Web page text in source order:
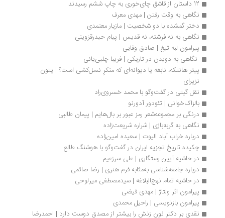
نگاهی به وقت رفتن | مهدی معرف
دختر گمشده با دو شخصیت | مازیار معتمدی
نگاهی به نه فرشته، نه قدیس | پیام حیدرقزوینی
پیرامون لبه تیغ | صادق وفایی
نگاهی به دویدن در تاریکی | فریبا چلبی‌یانی
پیتر هانتکه، نابغه یا دیوانه‌ای که منکرِ نسل‌کشی است؟ | یتون
نقل گیتی در گفت‌وگو با محمد خسروی‌راد
بالزاک‌خوانی | تئودور آدورنو
درنگی بر مجموعه‌شعر رمز عبور بر بال‌هایم | پیمان طالبی
نگاهی به گربه‌بازی | شراره شریعت‌زاده
درباره خراب آباد الیوت | سعیده امین‌زاده
چکیده تاریخ تجزیه ایران در گفت‌وگو با هوشنگ طالع
در حاشیه آیین رستگاری | علی سرزعیم
درباره جامعه‌شناسی به‌مثابه فرم هنری | رضا صائمی
در حاشیه تمام نهج‌البلاغه | سیدمصطفی میرلوحی
پیرامون اثر ولتاژ | مهدی فیضی
پیرامون بازنویسی | راحیل محمدی
نقدی بر دکتر نون زنش را بیشتر از مصدق دوست دارد | احمدرضا